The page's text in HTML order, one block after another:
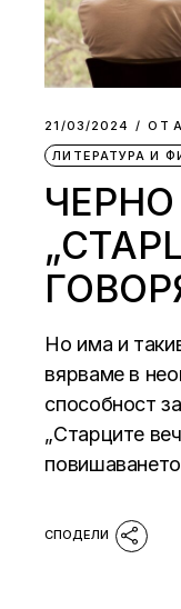
21/03/2024 ОТ
ЛИТЕРАТУРА И
Но има и
вярваме в
способност
„Старците